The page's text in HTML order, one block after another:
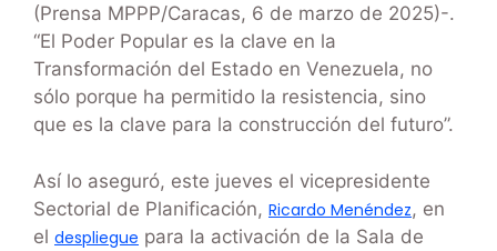
(Prensa MPPP/Caracas, 6 de marzo de 2025)-.
“El Poder Popular es la clave en la
Transformación del Estado en Venezuela, no
sólo porque ha permitido la resistencia, sino
que es la clave para la construcción del futuro”.
Así lo aseguró, este jueves el vicepresidente
Sectorial de Planificación, Ricardo Menéndez, en
el despliegue para la activación de la Sala de